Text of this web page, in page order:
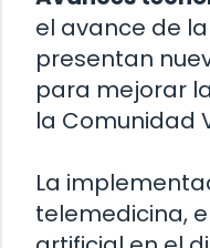
el avance de
presentan
para mejorar
la Comunidad
La
telemedicina,